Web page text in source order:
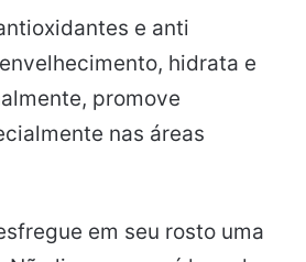
e anti
hidrata e
promove
nas áreas
em seu rosto uma